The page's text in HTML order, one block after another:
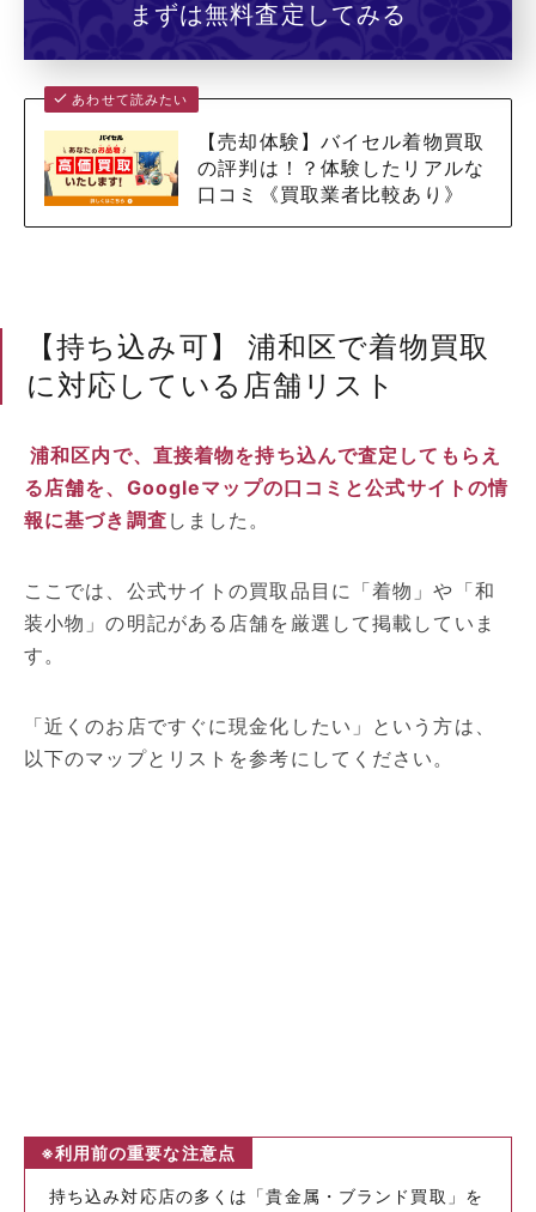
まずは無料査定してみる
あわせて読みたい
【売却体験】バイセル着物買取
の評判は！？体験したリアルな
口コミ《買取業者比較あり》
【持ち込み可】 浦和区で着物買取
に対応している店舗リスト
浦和区内で、直接着物を持ち込んで査定してもらえ
る店舗を、Googleマップの口コミと公式サイトの情
報に基づき調査 しました。
ここでは、公式サイトの買取品目に「着物」や「和
装小物」の明記がある店舗を厳選して掲載していま
す。
「近くのお店ですぐに現金化したい」という方は、
以下のマップとリストを参考にしてください。
※利用前の重要な注意点
持ち込み対応店の多くは「貴金属・ブランド買取」を